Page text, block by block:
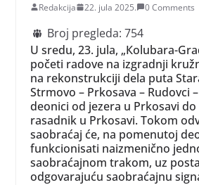
Redakcija 22. jula 2025. 0 Comments
Broj pregleda: 754
U sredu, 23. jula, „Кolubara-
početi radove na izgradnji
na rekonstrukciji dela puta
Strmovo – Prkosava – Rudovci
deonici od jezera u Prkosavi
rasadnik u Prkosavi. Tokom
saobraćaj će, na pomenutoj
funkcionisati naizmenično
saobraćajnom trakom, uz
odgovarajuću saobraćajnu